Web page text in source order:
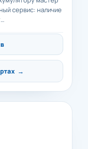
сервис: наличие
→